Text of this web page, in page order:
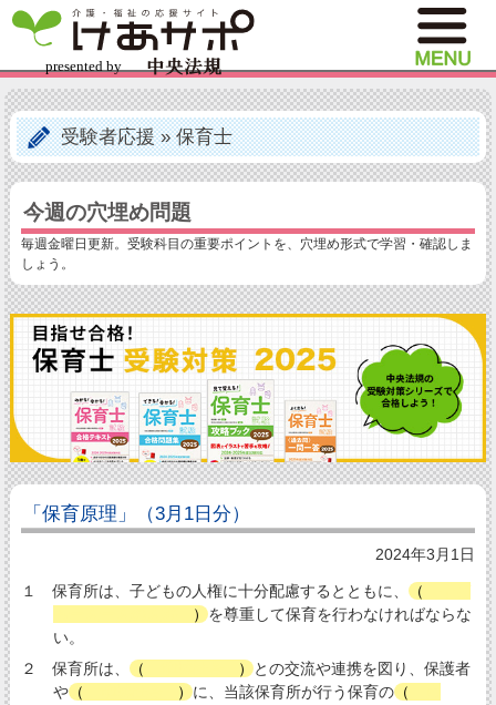
受験者応援»保育士
今週の穴埋め問題
毎週金曜日更新。受験科目の重要ポイントを、穴埋め形式で学習・確認しま
しょう。
「保育原理」（3月1日分）
2024年3月1日
１ 保育所は、子どもの人権に十分配慮するとともに、 （
）を尊重して保育を行わなければならな
い。
２ 保育所は、 （ ）との交流や連携を図り、保護者
や（ ）に、当該保育所が行う保育の（